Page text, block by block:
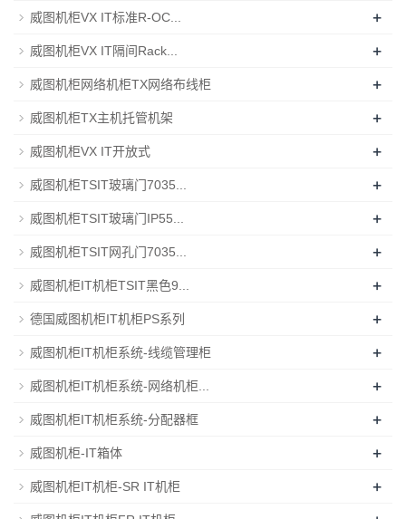
威图机柜VX IT标准R-OC... +
威图机柜VX IT隔间Rack... +
威图机柜网络机柜TX网络布线柜 +
威图机柜TX主机托管机架 +
威图机柜VX IT开放式 +
威图机柜TSIT玻璃门7035... +
威图机柜TSIT玻璃门IP55... +
威图机柜TSIT网孔门7035... +
威图机柜IT机柜TSIT黑色9... +
德国威图机柜IT机柜PS系列 +
威图机柜IT机柜系统-线缆管理柜 +
威图机柜IT机柜系统-网络机柜... +
威图机柜IT机柜系统-分配器框 +
威图机柜-IT箱体 +
威图机柜IT机柜-SR IT机柜 +